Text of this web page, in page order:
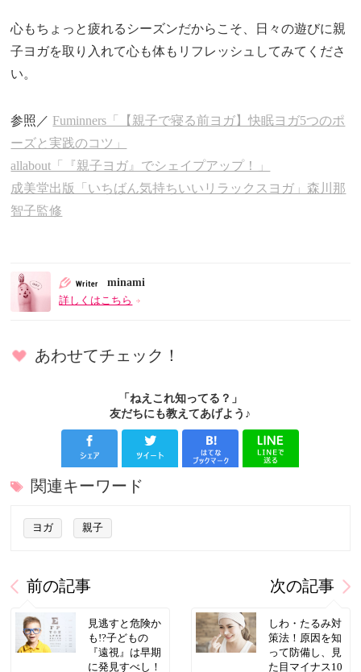
心もちょっと疲れるシーズンだからこそ、日々の遊びに親
子ヨガを取り入れて心も体もリフレッシュしてみてくださ
い。
参照／ Fuminners「【親子で寝る前ヨガ】快眠ヨガ5つのポ
ーズと実践のコツ」
allabout「『親子ヨガ』でシェイプアップ！」
成美堂出版「いちばん気持ちいいリラックスヨガ」森川那
智子監修
minami
詳しくはこちら
あわせてチェック！
「ねえこれ知ってる？」
友だちにも教えてあげよう♪
関連キーワード
ヨガ 親子
前の記事
見逃すと危険か
も!?子どもの
『遠視』は早期
に発見すべし！
次の記事
しわ・たるみ対
策法！原因を知
って防備し、見
た目マイナス10